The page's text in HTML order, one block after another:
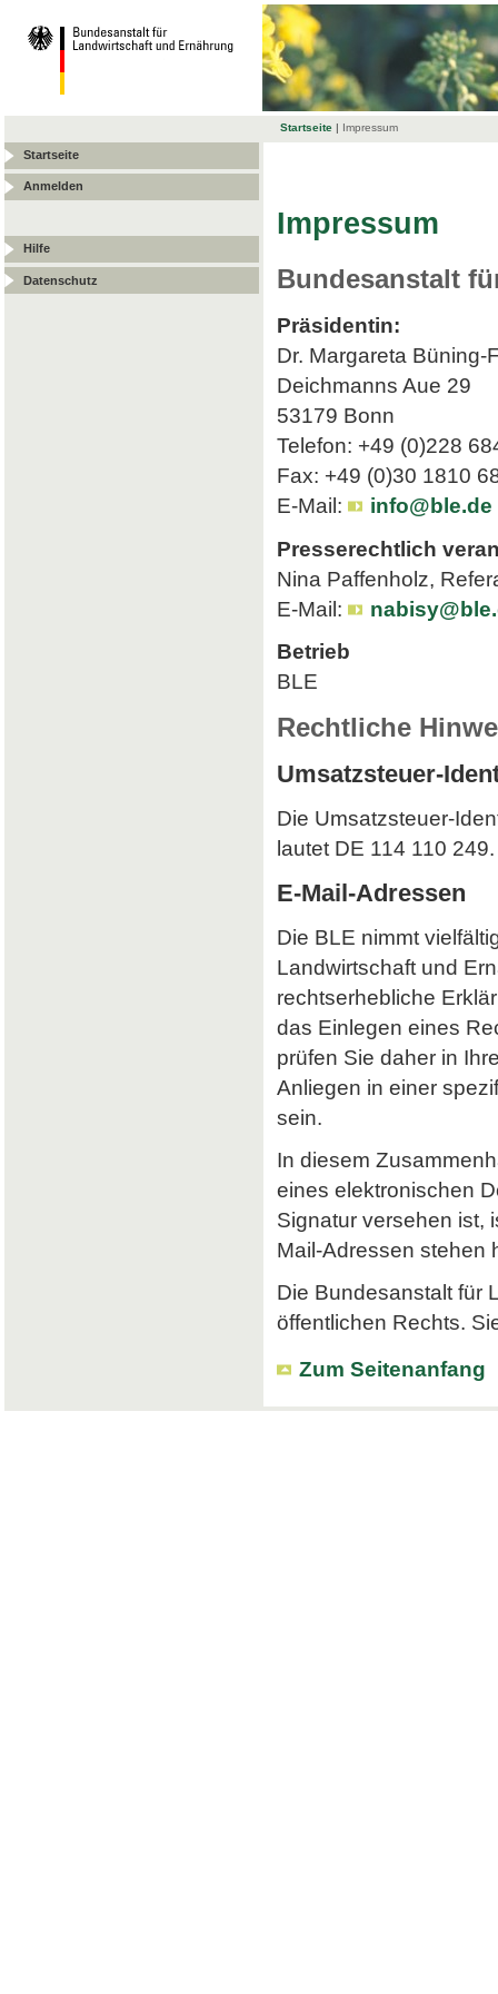
Startseite | Impressum
Startseite
Anmelden
Hilfe
Datenschutz
Impressum
Bundesanstalt
Präsidentin:
Dr. Margareta Büning-
Deichmanns Aue 29
53179 Bonn
Telefon: +49 (0)228
Fax: +49 (0)30 1810
E-Mail:
info@ble.de
Presserechtlich
Nina Paffenholz,
E-Mail:
Betrieb
BLE
Rechtliche
Umsatzsteuer-
Die Umsatzsteuer-
lautet DE 114 110 249.
E-Mail-Adressen
Die BLE nimmt
Landwirtschaft und
rechtserhebliche
das Einlegen eines
prüfen Sie daher in
Anliegen in einer
sein.
In diesem
eines elektronischen
Signatur versehen ist,
Mail-Adressen stehen
Die Bundesanstalt für
öffentlichen Rechts.
Zum Seitenanfang